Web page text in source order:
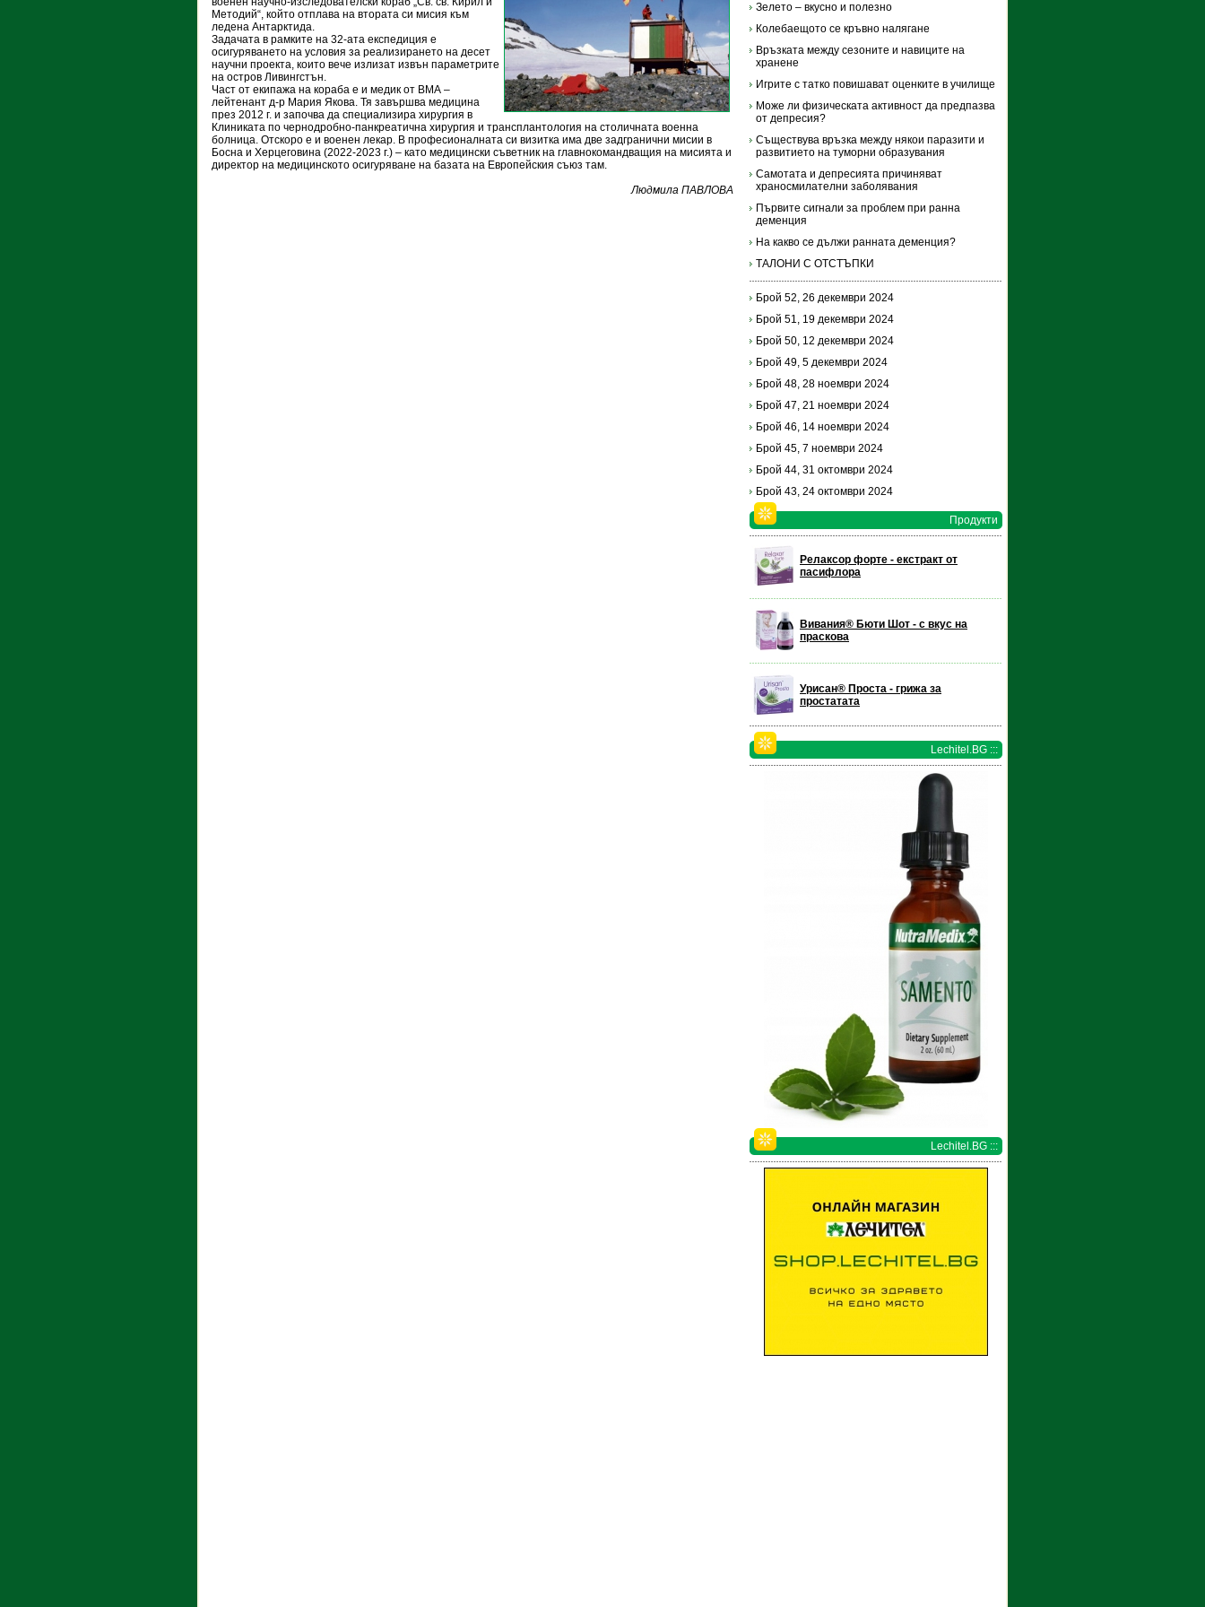
Методий“, който отплава на втората си мисия към
ледена Антарктида.
Задачата в рамките на 32-ата експедиция е
осигуряването на условия за реализирането на десет
научни проекта, които вече излизат извън параметрите
на остров Ливингстън.
Част от екипажа на кораба е и медик от ВМА –
лейтенант д-р Мария Якова. Тя завършва медицина
през 2012 г. и започва да специализира хирургия в
Клиниката по чернодробно-панкреатична хирургия и трансплантология на столичната военна
болница. Отскоро е и военен лекар. В професионалната си визитка има две задгранични мисии в
Босна и Херцеговина (2022-2023 г.) – като медицински съветник на главнокомандващия на мисията и
директор на медицинското осигуряване на базата на Европейския съюз там.
Людмила ПАВЛОВА
Зелето – вкусно и полезно
Колебаещото се кръвно налягане
Връзката между сезоните и навиците на
хранене
Игрите с татко повишават оценките в училище
Може ли физическата активност да предпазва
от депресия?
Съществува връзка между някои паразити и
развитието на туморни образувания
Самотата и депресията причиняват
храносмилателни заболявания
Първите сигнали за проблем при ранна
деменция
На какво се дължи ранната деменция?
ТАЛОНИ С ОТСТЪПКИ
Брой 52, 26 декември 2024
Брой 51, 19 декември 2024
Брой 50, 12 декември 2024
Брой 49, 5 декември 2024
Брой 48, 28 ноември 2024
Брой 47, 21 ноември 2024
Брой 46, 14 ноември 2024
Брой 45, 7 ноември 2024
Брой 44, 31 октомври 2024
Брой 43, 24 октомври 2024
Продукти
Релаксор форте - екстракт от
пасифлора
Вивания® Бюти Шот - с вкус на
праскова
Урисан® Проста - грижа за
простатата
Lechitel.BG :::
Lechitel.BG :::